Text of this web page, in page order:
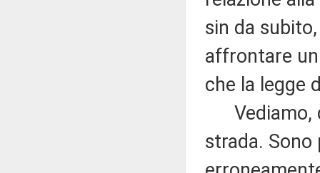
sin da
affrontare
che la legge
Vediamo,
strada. Sono